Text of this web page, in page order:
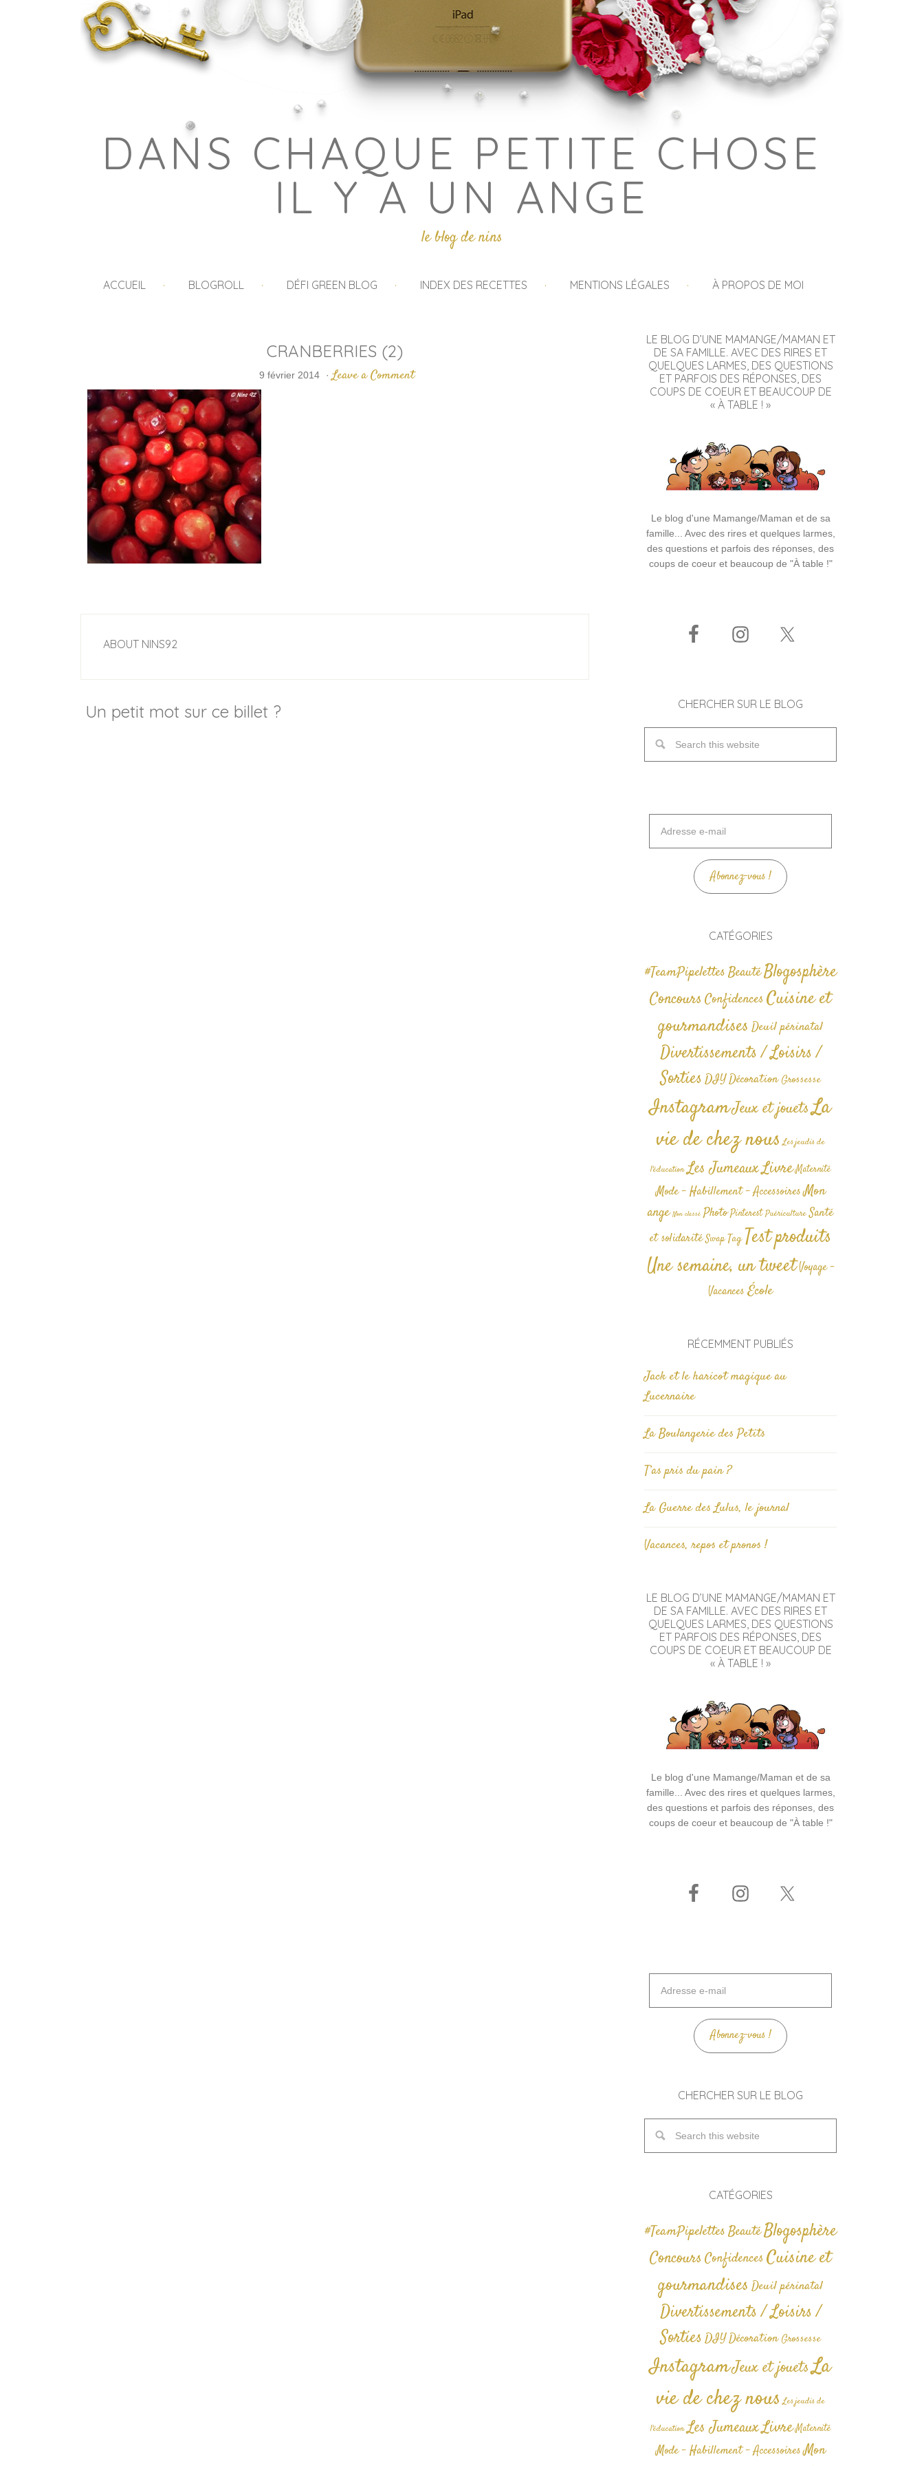
DANS CHAQUE PETITE CHOSE
IL Y A UN ANGE
le blog de nins
ACCUEIL BLOGROLL DÉFI GREEN BLOG INDEX DES RECETTES MENTIONS LÉGALES À PROPOS DE MOI
CRANBERRIES (2)
9 février 2014 · Leave a Comment
ABOUT NINS92
Un petit mot sur ce billet ?
LE BLOG D’UNE MAMANGE/MAMAN ET
DE SA FAMILLE. AVEC DES RIRES ET
QUELQUES LARMES, DES QUESTIONS
ET PARFOIS DES RÉPONSES, DES
COUPS DE COEUR ET BEAUCOUP DE
« À TABLE ! »
Le blog d'une Mamange/Maman et de sa
famille... Avec des rires et quelques larmes,
des questions et parfois des réponses, des
coups de coeur et beaucoup de "À table !"
CHERCHER SUR LE BLOG
mail
Abonnez-vous !
CATÉGORIES
#TeamPipelettesBeautéBlogosphère
ConcoursConfidences Cuisine et
gourmandises Deuil périnatal
Divertissements / Loisirs /
SortiesDIYDécoration Grossesse
InstagramJeux et jouetsLa
vie de chez nous Les jeudis de
l'éducation Les JumeauxLivre Maternité
Mode - Habillement - AccessoiresMon
ange Non classé Photo Pinterest Puériculture Santé
et solidarité Swap TagTest produits
Une semaine, un tweetVoyage -
Vacances École
RÉCEMMENT PUBLIÉS
Jack et le haricot magique au
Lucernaire
La Boulangerie des Petits
T’as pris du pain ?
La Guerre des Lulus, le journal
Vacances, repos et pronos !
LE BLOG D’UNE MAMANGE/MAMAN ET
DE SA FAMILLE. AVEC DES RIRES ET
QUELQUES LARMES, DES QUESTIONS
ET PARFOIS DES RÉPONSES, DES
COUPS DE COEUR ET BEAUCOUP DE
« À TABLE ! »
Le blog d'une Mamange/Maman et de sa
famille... Avec des rires et quelques larmes,
des questions et parfois des réponses, des
coups de coeur et beaucoup de "À table !"
mail
Abonnez-vous !
CHERCHER SUR LE BLOG
CATÉGORIES
#TeamPipelettesBeautéBlogosphère
ConcoursConfidences Cuisine et
gourmandises Deuil périnatal
Divertissements / Loisirs /
SortiesDIYDécoration Grossesse
InstagramJeux et jouetsLa
vie de chez nous Les jeudis de
l'éducation Les JumeauxLivre Maternité
Mode - Habillement - AccessoiresMon